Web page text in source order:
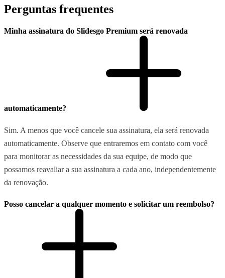
Perguntas frequentes
Minha assinatura do Slidesgo Premium será renovada
automaticamente?
Sim. A menos que você cancele sua assinatura, ela será renovada
automaticamente. Observe que entraremos em contato com você
para monitorar as necessidades da sua equipe, de modo que
possamos reavaliar a sua assinatura a cada ano, independentemente
da renovação.
Posso cancelar a qualquer momento e solicitar um reembolso?